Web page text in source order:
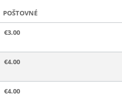
POŠTOVNÉ
€3.00
€4.00
€4.00